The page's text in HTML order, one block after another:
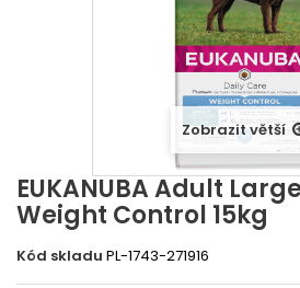
Zobrazit větší
EUKANUBA Adult
Weight Control 15kg
Kód skladu PL-1743-271916